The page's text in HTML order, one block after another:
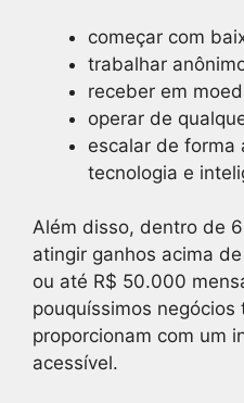
começar com
trabalhar
receber em
operar de
escalar de forma
tecnologia e
Além disso, dentro de
atingir ganhos acima
ou até R$ 50.000
pouquíssimos negócios
proporcionam com um
acessível.